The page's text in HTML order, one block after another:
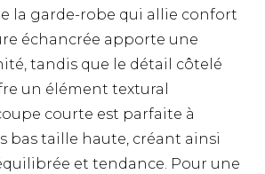
la garde-robe qui allie confort
échancrée apporte une
tandis que le détail côtelé
un élément textural
courte est parfaite à
bas taille haute, créant ainsi
et tendance. Pour une